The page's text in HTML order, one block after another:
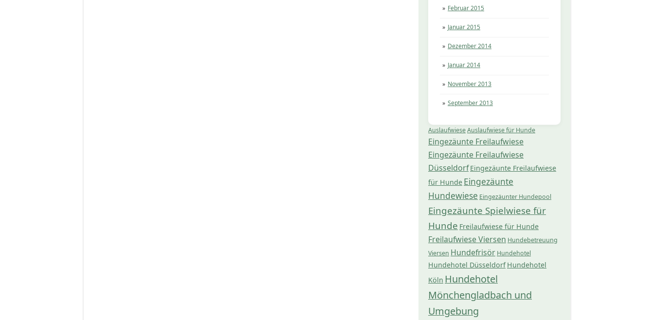
Februar 2015
Januar 2015
Dezember 2014
Januar 2014
November 2013
September 2013
AuslaufwieseAuslaufwiese für Hunde
Eingezäunte Freilaufwiese
Eingezäunte Freilaufwiese
Düsseldorf Eingezäunte Freilaufwiese
für Hunde Eingezäunte
Hundewiese Eingezäunter Hundepool
Eingezäunte Spielwiese für
Hunde Freilaufwiese für Hunde
Freilaufwiese Viersen Hundebetreuung
Viersen Hundefrisör Hundehotel
Hundehotel Düsseldorf Hundehotel
Köln Hundehotel
Mönchengladbach und
Umgebung